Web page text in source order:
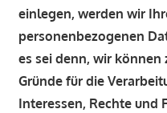
einlegen, werden wir
personenbezogenen
es sei denn, wir
Gründe für die
Interessen, Rechte und